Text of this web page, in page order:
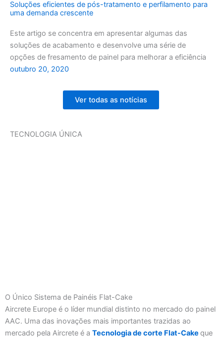
Soluções eficientes de pós-tratamento e perfilamento para
uma demanda crescente
Este artigo se concentra em apresentar algumas das
soluções de acabamento e desenvolve uma série de
opções de fresamento de painel para melhorar a eficiência
outubro 20, 2020
Ver todas as notícias
TECNOLOGIA ÚNICA
O Único Sistema de Painéis Flat-Cake
Aircrete Europe é o líder mundial distinto no mercado do painel
AAC. Uma das inovações mais importantes trazidas ao
mercado pela Aircrete é a Tecnologia de corte Flat-Cake que